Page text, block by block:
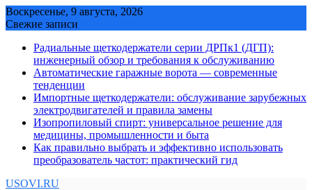
Skip
to
Воскресенье, 9 августа, 2026
Свежие записи
Радиальные щеткодержатели серии ДРПк1 (ДГП):
инженерный обзор и требования к обслуживанию
Автоматические гаражные ворота — современные
тенденции
Импортные щеткодержатели: обслуживание зарубежных
электродвигателей и правила замены
Изопропиловый спирт: универсальное решение для
медицины, промышленности и быта
Как правильно выбрать и эффективно использовать
преобразователь частот: практический гид
USOVI.RU